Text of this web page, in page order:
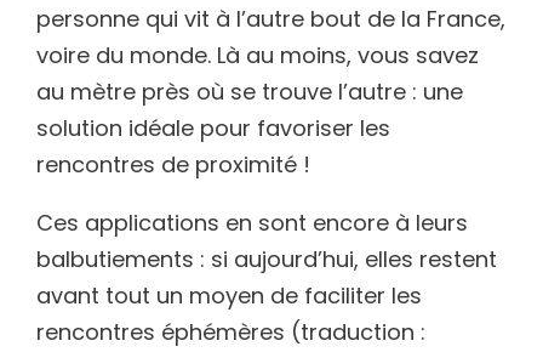
personne qui vit à l’autre bout de la France,
voire du monde. Là au moins, vous savez
au mètre près où se trouve l’autre : une
solution idéale pour favoriser les
rencontres de proximité !
Ces applications en sont encore à leurs
balbutiements : si aujourd’hui, elles restent
avant tout un moyen de faciliter les
rencontres éphémères (traduction :